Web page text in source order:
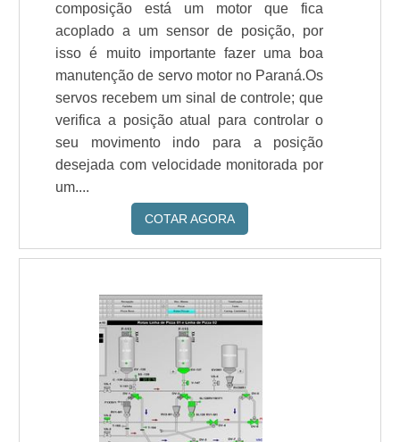
composição está um motor que fica
acoplado a um sensor de posição, por
isso é muito importante fazer uma boa
manutenção de servo motor no Paraná.Os
servos recebem um sinal de controle; que
verifica a posição atual para controlar o
seu movimento indo para a posição
desejada com velocidade monitorada por
um....
COTAR AGORA